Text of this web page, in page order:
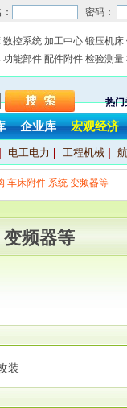
密码：
数控系统 加工中心 锻压机床
功能部件 配件附件 检验测量
热门
企业库 宏观经济
电工电力 工程机械
车床附件 系统 变频器等
频器等
装